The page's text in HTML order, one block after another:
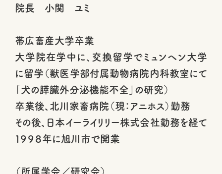
院長 小関 ユミ
帯広畜産大学卒業
大学院在学中に、交換留学でミュンヘン大学
に留学（獣医学部付属動物病院内科教室にて
「犬の膵臓外分泌機能不全」の研究）
卒業後、北川家畜病院（現：アニホス）勤務
その後、日本イーライリリー株式会社勤務を経て
１９９８年に旭川市で開業